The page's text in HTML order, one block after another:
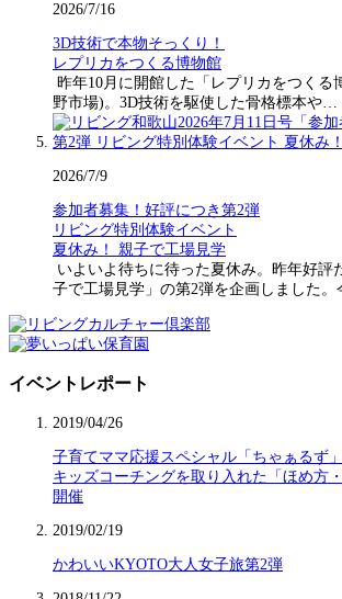
2026/7/16
3D技術で本物そっくり！
レプリカをつくる博物館
昨年10月に開館した「レプリカをつくる
野市場)。3D技術を駆使した骨格標本や…
2026/7/9
参加者募集！好評につき第2弾
リビング特別体験イベント
夏休み！ 親子で工場見学
いよいよ待ちに待った夏休み。昨年好評
子で工場見学」の第2弾を企画しました
イベントレポート
2019/04/26
子育てママ応援スペシャル「ちゃぁるず
キッズコーチングを取り入れた「ほめ方
開催
2019/02/19
かわいいKYOTO大人女子旅第2弾